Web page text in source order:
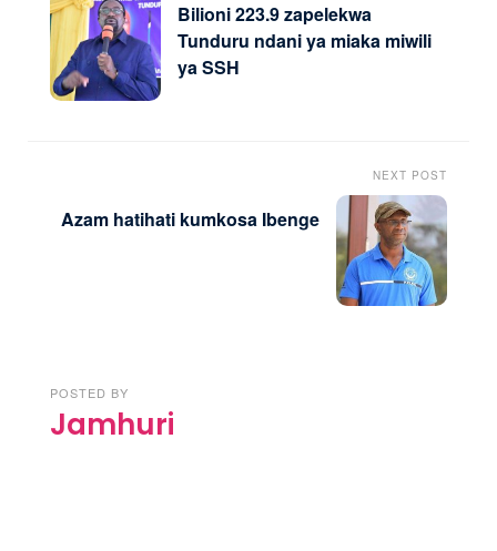
Bilioni 223.9 zapelekwa
Tunduru ndani ya miaka miwili
ya SSH
NEXT POST
Azam hatihati kumkosa Ibenge
POSTED BY
Jamhuri